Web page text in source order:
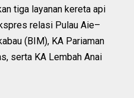
tiga layanan kereta api
relasi Pulau Aie–
(BIM), KA Pariaman
serta KA Lembah Anai